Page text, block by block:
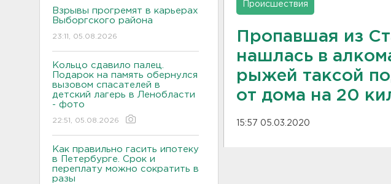
Взрывы прогремят в карьерах
Выборгского района
23:11, 05.08.2026
Кольцо сдавило палец.
Подарок на память обернулся
вызовом спасателей в
детский лагерь в Ленобласти
- фото
22:51, 05.08.2026
Как правильно гасить ипотеку
в Петербурге. Срок и
переплату можно сократить в
разы
Происшествия
Пропавшая из
нашлась в
рыжей таксой
от дома на 20
15:57 05.03.2020